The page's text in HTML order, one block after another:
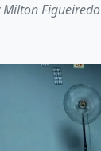
Figueiredo